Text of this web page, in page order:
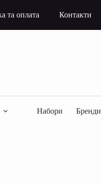
та оплата Контакти
Набори Бренди